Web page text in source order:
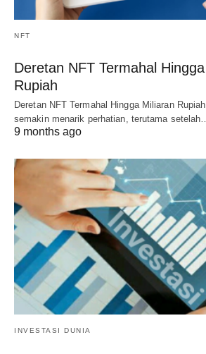
NFT
Deretan NFT Termahal
Rupiah
Deretan NFT Termahal Hingga Miliaran
semakin menarik perhatian, terutama setelah…
9 months ago
INVESTASI DUNIA